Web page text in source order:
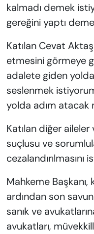
kalmadı demek
gereğini yaptı
Katılan Cevat
etmesini görmeye
adalete giden yolda
seslenmek
yolda adım atacak
Katılan diğer
suçlusu ve
cezalandırılmasını
Mahkeme Başkanı,
ardından son
sanık ve
avukatları,